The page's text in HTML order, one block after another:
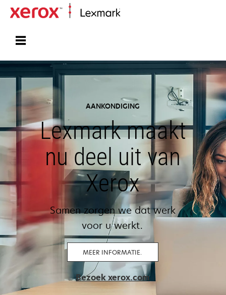
AANKONDIGING
Lexmark maakt
nu deel uit van
Xerox
Samen zorgen we dat werk
voor u werkt.
MEER INFORMATIE.
Bezoek xerox.comopens
in